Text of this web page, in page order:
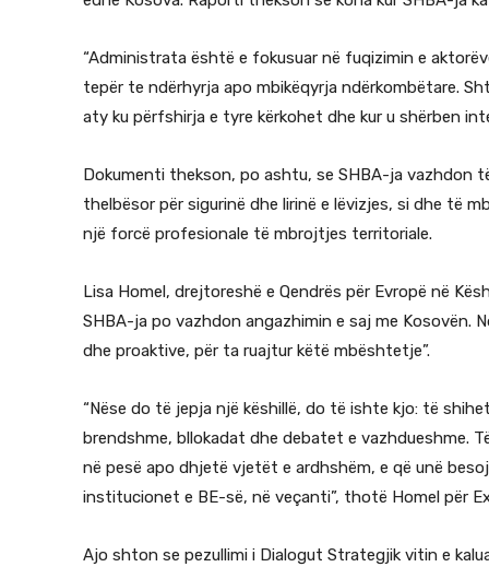
“Administrata është e fokusuar në fuqizimin e
tepër te ndërhyrja apo mbikëqyrja ndërkombëtare.
aty ku përfshirja e tyre kërkohet dhe kur u shërben
Dokumenti thekson, po ashtu, se SHBA-ja vazhdon
thelbësor për sigurinë dhe lirinë e lëvizjes, si dhe të
një forcë profesionale të mbrojtjes territoriale.
Lisa Homel, drejtoreshë e Qendrës për Evropë në
SHBA-ja po vazhdon angazhimin e saj me Kosovën.
dhe proaktive, për ta ruajtur këtë mbështetje”.
“Nëse do të jepja një këshillë, do të ishte kjo: të
brendshme, bllokadat dhe debatet e vazhdueshme.
në pesë apo dhjetë vjetët e ardhshëm, e që unë
institucionet e BE-së, në veçanti”, thotë Homel për
Ajo shton se pezullimi i Dialogut Strategjik vitin e